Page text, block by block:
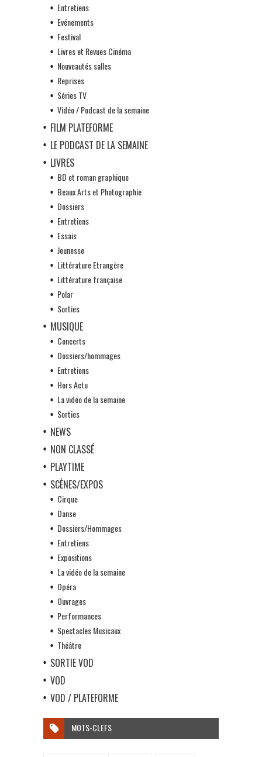
Entretiens
Evénements
Festival
Livres et Revues Cinéma
Nouveautés salles
Reprises
Séries TV
Vidéo / Podcast de la semaine
FILM PLATEFORME
LE PODCAST DE LA SEMAINE
LIVRES
BD et roman graphique
Beaux Arts et Photographie
Dossiers
Entretiens
Essais
Jeunesse
Littérature Etrangère
Littérature française
Polar
Sorties
MUSIQUE
Concerts
Dossiers/hommages
Entretiens
Hors Actu
La vidéo de la semaine
Sorties
NEWS
NON CLASSÉ
PLAYTIME
SCÈNES/EXPOS
Cirque
Danse
Dossiers/Hommages
Entretiens
Expositions
La vidéo de la semaine
Opéra
Ouvrages
Performances
Spectacles Musicaux
Théâtre
SORTIE VOD
VOD
VOD / PLATEFORME
MOTS-CLEFS